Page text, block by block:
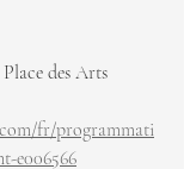
des Arts
fr/programmati
e006566